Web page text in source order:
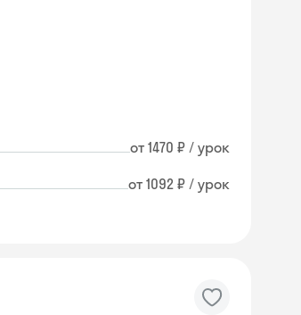
от 1470 ₽ / урок
от 1092 ₽ / урок